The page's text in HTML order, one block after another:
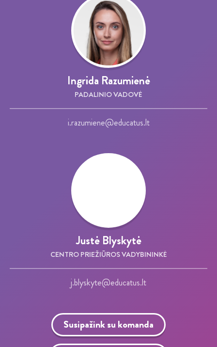
Ingrida Razumienė
PADALINIO VADOVĖ
i.razumiene@educatus.lt
Justė Blyskytė
CENTRO PRIEŽIŪROS VADYBININKĖ
j.blyskyte@educatus.lt
Susipažink su komanda